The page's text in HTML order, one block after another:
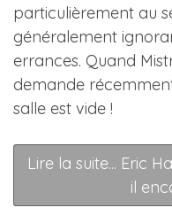
particulièrement au
généralement
errances. Quand
demande
salle est vide !
Lire la suite... Eric
il